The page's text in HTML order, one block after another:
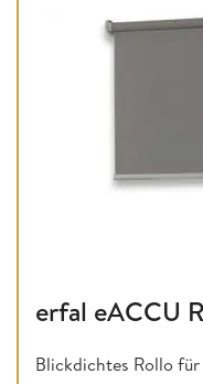
erfal eACCU
Blickdichtes Rollo